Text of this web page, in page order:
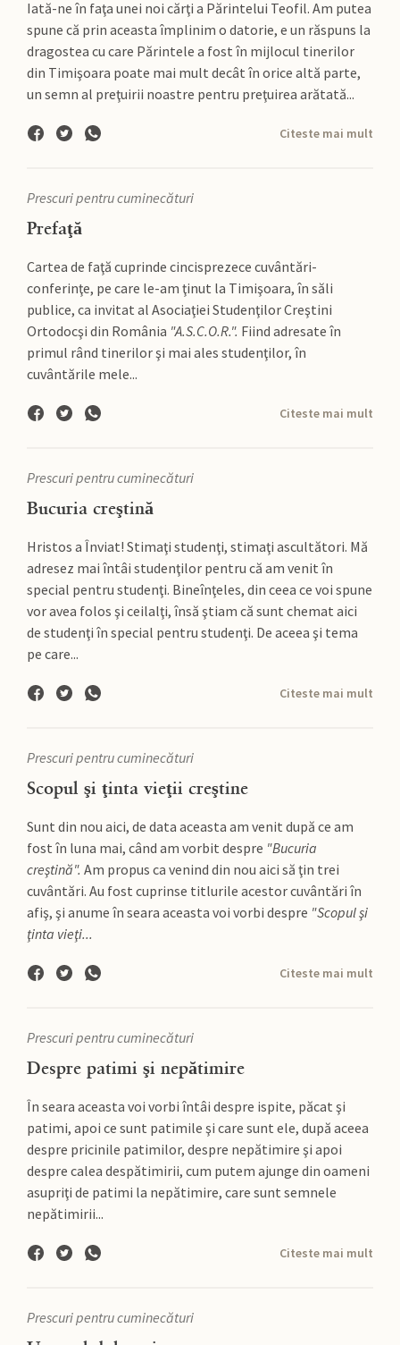
Iată-ne în faţa unei noi cărţi a Părintelui Teofil. Am putea
spune că prin aceasta împlinim o datorie, e un răspuns la
dragostea cu care Părintele a fost în mijlocul tinerilor
din Timişoara poate mai mult decât în orice altă parte,
un semn al preţuirii noastre pentru preţuirea arătată...
Citeste mai mult
Prescuri pentru cuminecături
Prefaţă
Cartea de faţă cuprinde cincisprezece cuvântări-
conferinţe, pe care le-am ţinut la Timişoara, în săli
publice, ca invitat al Asociaţiei Studenţilor Creştini
Ortodocşi din România "A.S.C.O.R.". Fiind adresate în
primul rând tinerilor şi mai ales studenţilor, în
cuvântările mele...
Citeste mai mult
Prescuri pentru cuminecături
Bucuria creştină
Hristos a Înviat! Stimaţi studenţi, stimaţi ascultători. Mă
adresez mai întâi studenţilor pentru că am venit în
special pentru studenţi. Bineînţeles, din ceea ce voi spune
vor avea folos şi ceilalţi, însă ştiam că sunt chemat aici
de studenţi în special pentru studenţi. De aceea şi tema
pe care...
Citeste mai mult
Prescuri pentru cuminecături
Scopul şi ţinta vieţii creştine
Sunt din nou aici, de data aceasta am venit după ce am
fost în luna mai, când am vorbit despre "Bucuria
creştină". Am propus ca venind din nou aici să ţin trei
cuvântări. Au fost cuprinse titlurile acestor cuvântări în
afiş, şi anume în seara aceasta voi vorbi despre "Scopul şi
ţinta vieţi...
Citeste mai mult
Prescuri pentru cuminecături
Despre patimi şi nepătimire
În seara aceasta voi vorbi întâi despre ispite, păcat şi
patimi, apoi ce sunt patimile şi care sunt ele, după aceea
despre pricinile patimilor, despre nepătimire şi apoi
despre calea despătimirii, cum putem ajunge din oameni
asupriţi de patimi la nepătimire, care sunt semnele
nepătimirii...
Citeste mai mult
Prescuri pentru cuminecături